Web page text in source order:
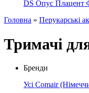
DS Опус Плацент
Головна » Перукарські
Тримачі
Бренди
Усі Comair